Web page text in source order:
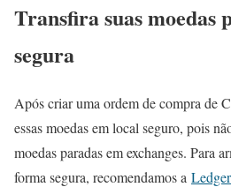
Transfira suas moedas
segura
Após criar uma ordem de compra de
essas moedas em local seguro, pois
moedas paradas em exchanges. Para
forma segura, recomendamos a